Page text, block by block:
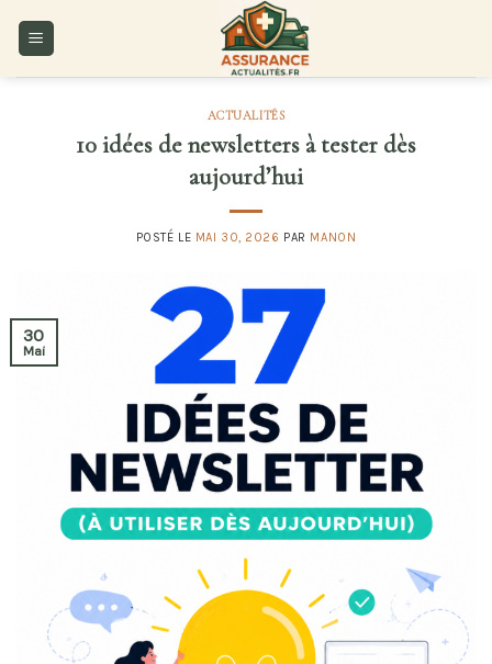
ACTUALITÉS
10 idées de newsletters à tester dès
aujourd’hui
POSTÉ LE MAI 30, 2026 PAR MANON
30
Mai